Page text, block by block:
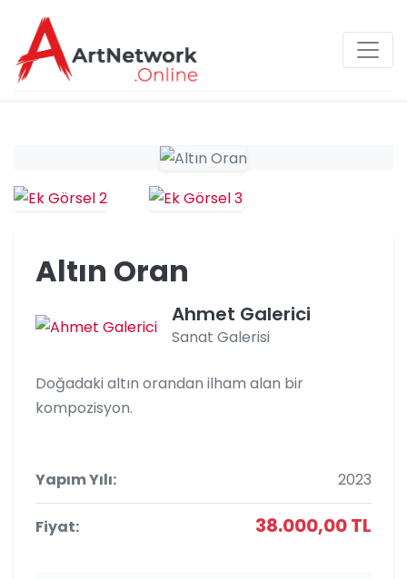
Altın Oran
Ahmet Galerici
Sanat Galerisi
Doğadaki altın orandan ilham alan bir
kompozisyon.
Yapım Yılı: 2023
Fiyat: 38.000,00 TL